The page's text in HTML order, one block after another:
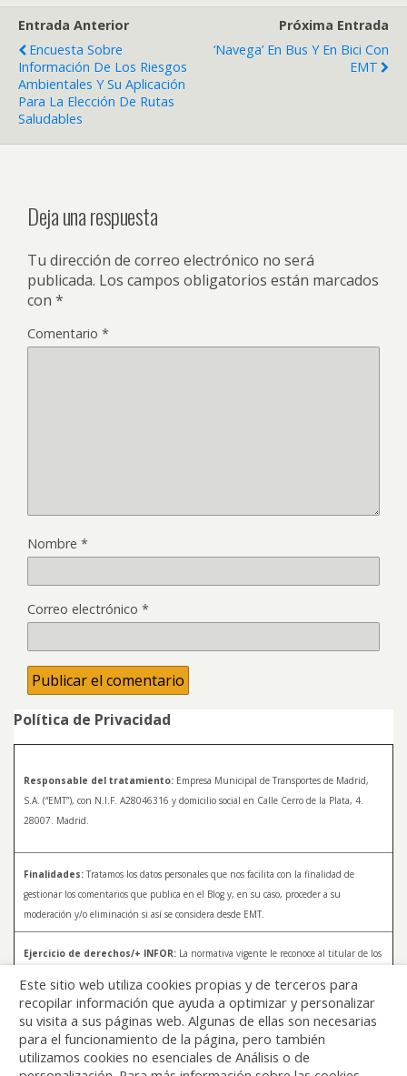
Entrada Anterior
Encuesta Sobre
Información De Los Riesgos
Ambientales Y Su Aplicación
Para La Elección De Rutas
Saludables
Próxima Entrada
‘Navega’ En Bus Y En Bici Con
EMT
Deja una respuesta
Tu dirección de correo electrónico no será
publicada. Los campos obligatorios están marcados
con *
Comentario *
Nombre *
Correo electrónico *
Política de Privacidad
Responsable del tratamiento: Empresa Municipal de Transportes de Madrid,
S.A. (“EMT”), con N.I.F. A28046316 y domicilio social en Calle Cerro de la Plata, 4.
28007. Madrid.
Finalidades: Tratamos los datos personales que nos facilita con la finalidad de
gestionar los comentarios que publica en el Blog y, en su caso, proceder a su
moderación y/o eliminación si así se considera desde EMT.
Ejercicio de derechos/+ INFOR: La normativa vigente le reconoce al titular de los
rectificar y a solicitar la supresión de sus datos. Para más información sobre el
tratamiento de sus datos y la forma en que puede ejercer sus derechos, consulte la
Política de Privacidad de Blog EMT, disponible en:
blog.emtmadrid.es/politica-de-
privacidad
Este sitio web utiliza cookies propias y de terceros para
recopilar información que ayuda a optimizar y personalizar
su visita a sus páginas web. Algunas de ellas son necesarias
para el funcionamiento de la página, pero también
utilizamos cookies no esenciales de Análisis o de